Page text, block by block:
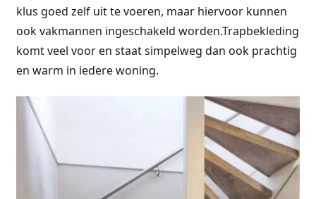
klus goed zelf uit te voeren, maar hiervoor kunnen
ook vakmannen ingeschakeld worden.Trapbekleding
komt veel voor en staat simpelweg dan ook prachtig
en warm in iedere woning.